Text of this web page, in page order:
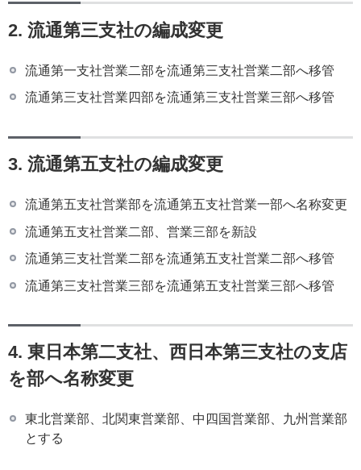
2. 流通第三支社の編成変更
流通第一支社営業二部を流通第三支社営業二部へ移管
流通第三支社営業四部を流通第三支社営業三部へ移管
3. 流通第五支社の編成変更
流通第五支社営業部を流通第五支社営業一部へ名称変更
流通第五支社営業二部、営業三部を新設
流通第三支社営業二部を流通第五支社営業二部へ移管
流通第三支社営業三部を流通第五支社営業三部へ移管
4. 東日本第二支社、⻄日本第三支社の支店
を部へ名称変更
東北営業部、北関東営業部、中四国営業部、九州営業部
とする